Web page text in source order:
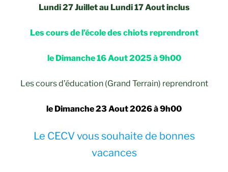
Lundi 27 Juillet au Lundi 17 Aout inclus
Les cours de l’école des chiots reprendront
le Dimanche 16 Aout 2025 à 9h00
Les cours d’éducation (Grand Terrain) reprendront
le Dimanche 23 Aout 2026 à 9h00
Le CECV vous souhaite de bonnes
vacances